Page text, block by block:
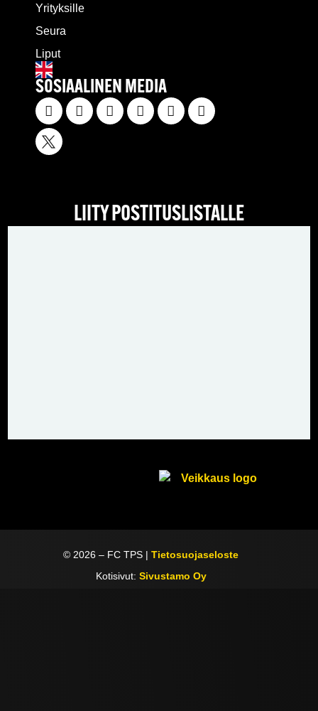
Yrityksille
Seura
Liput
SOSIAALINEN MEDIA
LIITY POSTITUSLISTALLE
© 2026 – FC TPS |Tietosuojaseloste
Kotisivut: Sivustamo Oy